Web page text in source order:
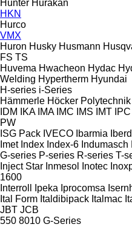
Hunter Hurakan
HKN
Hurco
VMX
Huron Husky Husmann
FS TS
Huvema Hwacheon Hydac
Welding Hypertherm Hyundai
H-series i-Series
Hämmerle Höcker Polytechnik
IDM
IKA IMA IMC IMS IMT IPC
PW
ISG Pack IVECO Ibarmia
Imet Index Index-6 Indumasch
G-series P-series R-series T-
Inject Star Inmesol Inotec
1600
Interroll
Ipeka Iprocomsa
Ital Form Italdibipack Italmac
JBT JCB
550 8010 G-Series